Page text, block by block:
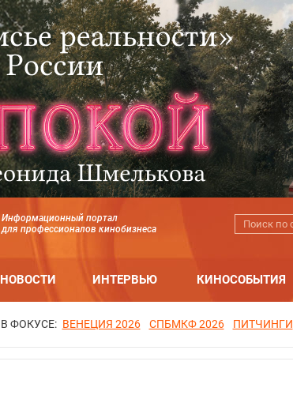
Информационный портал
для профессионалов кинобизнеса
НОВОСТИ ИНТЕРВЬЮ КИНОСОБЫТИЯ
В ФОКУСЕ: ВЕНЕЦИЯ 2026 СПБМКФ 2026 ПИТЧИНГИ